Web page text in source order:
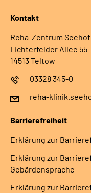
Kontakt
Reha-Zentrum Seehof
Lichterfelder Allee 55
14513 Teltow
03328 345-0
reha-
Barrierefreiheit
Erklärung zur
Erklärung zur
Gebärdensprache
Erklärung zur